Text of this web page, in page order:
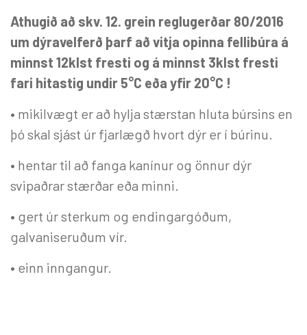
Athugið að skv. 12. grein reglugerðar 80/2016
um dýravelferð þarf að vitja opinna fellibúra á
minnst 12klst fresti og á minnst 3klst fresti
fari hitastig undir 5°C eða yfir 20°C !
• mikilvægt er að hylja stærstan hluta búrsins en
þó skal sjást úr fjarlægð hvort dýr er í búrinu.
• hentar til að fanga kanínur og önnur dýr
svipaðrar stærðar eða minni.
• gert úr sterkum og endingargóðum,
galvaniseruðum vír.
• einn inngangur.